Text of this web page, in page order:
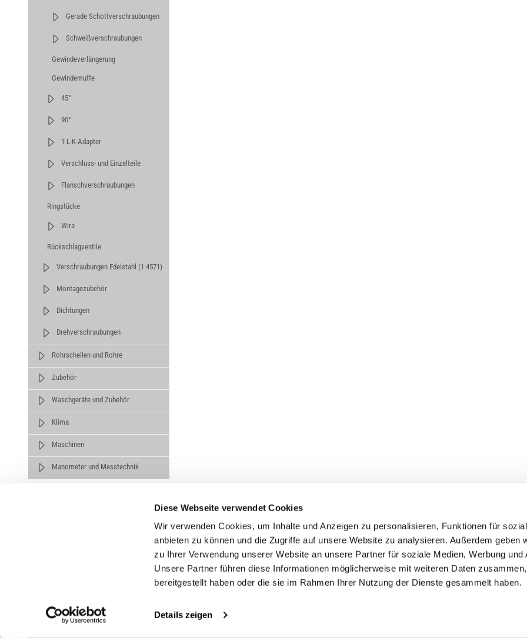
Diese Webseite verwendet Cookies
Wir verwenden Cookies, um Inhalte und Anzeigen zu personalisieren, Funktionen für
anbieten zu können und die Zugriffe auf unsere Website zu analysieren. Außerdem geben
zu Ihrer Verwendung unserer Website an unsere Partner für soziale Medien, Werbung und
Unsere Partner führen diese Informationen möglicherweise mit weiteren Daten
bereitgestellt haben oder die sie im Rahmen Ihrer Nutzung der Dienste gesammelt haben.
Details zeigen
Gerade Schottverschraubungen
Schweißverschraubungen
Gewindeverlängerung
Gewindemuffe
45°
90°
T-L-K-Adapter
Verschluss- und Einzelteile
Flanschverschraubungen
Ringstücke
Wira
Rückschlagventile
Verschraubungen Edelstahl (1.4571)
Montagezubehör
Dichtungen
Drehverschraubungen
Rohrschellen und Rohre
Zubehör
Waschgeräte und Zubehör
Klima
Maschinen
Manometer und Messtechnik
Unternehmen
Über uns
Service
Downloads
Kontakt
Tel.: (+43) 07221 63430